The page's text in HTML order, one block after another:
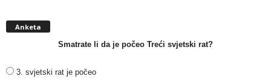
Anketa
Smatrate li da je počeo Treći svjetski rat?
3. svjetski rat je počeo